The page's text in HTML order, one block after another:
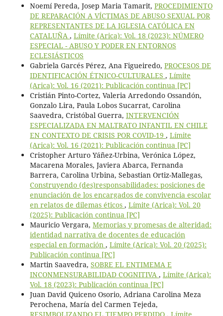
Noemí Pereda, Josep Maria Tamarit, PROCEDIMIENTO
DE REPARACIÓN A VÍCTIMAS DE ABUSO SEXUAL POR
REPRESENTANTES DE LA IGLESIA CATÓLICA EN
CATALUÑA , Límite (Arica): Vol. 18 (2023): NÚMERO
ESPECIAL - ABUSO Y PODER EN ENTORNOS
ECLESIÁSTICOS
Gabriela Garcés Pérez, Ana Figueiredo, PROCESOS DE
IDENTIFICACIÓN ÉTNICO-CULTURALES , Límite
(Arica): Vol. 16 (2021): Publicación continua [PC]
Cristián Pinto-Cortez, Valeria Arredondo Ossandón,
Gonzalo Lira, Paula Lobos Sucarrat, Carolina
Saavedra, Cristóbal Guerra, INTERVENCIÓN
ESPECIALIZADA EN MALTRATO INFANTIL EN CHILE
EN CONTEXTO DE CRISIS POR COVID-19 , Límite
(Arica): Vol. 16 (2021): Publicación continua [PC]
Cristopher Arturo Yáñez-Urbina, Verónica López,
Macarena Morales, Javiera Abarca, Fernanda
Barrera, Carolina Urbina, Sebastian Ortiz-Mallegas,
Construyendo (des)responsabilidades: posiciones de
enunciación de los encargados de convivencia escolar
en relatos de dilemas éticos , Límite (Arica): Vol. 20
(2025): Publicación continua [PC]
Mauricio Vergara, Memorias y promesas de alteridad:
identidad narrativa de docentes de educación
especial en formación , Límite (Arica): Vol. 20 (2025):
Publicación continua [PC]
Martin Saavedra, SOBRE EL ENTIMEMA E
INCONMENSURABILIDAD COGNITIVA , Límite (Arica):
Vol. 18 (2023): Publicación continua [PC]
Juan David Quiceno Osorio, Adriana Carolina Meza
Perochena, María del Carmen Tejeda,
RESIMBOLIZANDO EL TIEMPO PERDIDO , Límite